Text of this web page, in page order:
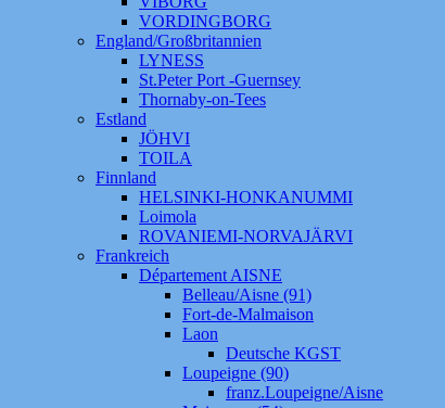
VORDINGBORG
England/Großbritannien
LYNESS
St.Peter Port -Guernsey
Thornaby-on-Tees
Estland
JÖHVI
TOILA
Finnland
HELSINKI-HONKANUMMI
Loimola
ROVANIEMI-NORVAJÄRVI
Frankreich
Département AISNE
Belleau/Aisne (91)
Fort-de-Malmaison
Laon
Deutsche KGST
Loupeigne (90)
franz.Loupeigne/Aisne